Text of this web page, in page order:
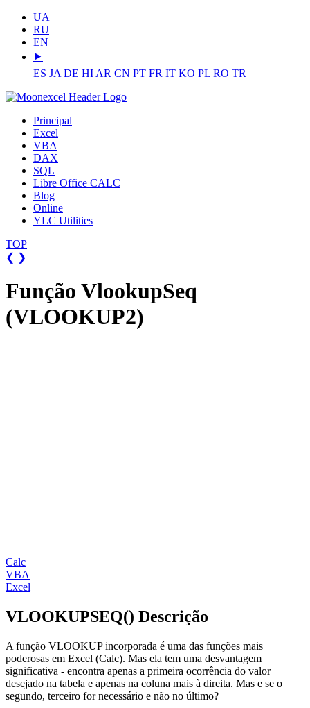
UA
RU
EN
⯈
ES JA DE HI AR CN PT FR IT KO PL RO TR
Principal
Excel
VBA
DAX
SQL
Libre Office CALC
Blog
Online
YLC Utilities
TOP
❮ ❯
Função VlookupSeq
(VLOOKUP2)
Calc
VBA
Excel
VLOOKUPSEQ() Descrição
A função VLOOKUP incorporada é uma das funções mais
poderosas em Excel (Calc). Mas ela tem uma desvantagem
significativa - encontra apenas a primeira ocorrência do valor
desejado na tabela e apenas na coluna mais à direita. Mas e se o
segundo, terceiro for necessário e não no último?